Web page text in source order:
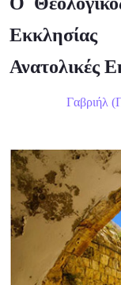
Εκκλησίας
Ανατολικές
Γαβριήλ